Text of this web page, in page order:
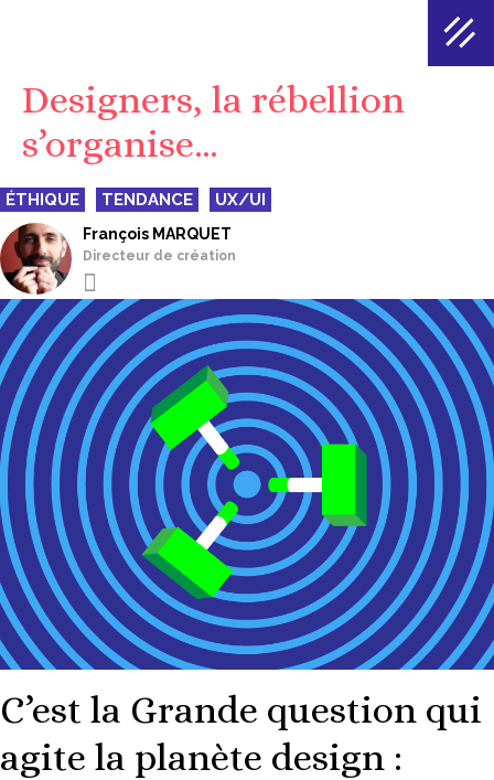
Designers, la rébellion
s’organise…
ÉTHIQUE TENDANCE UX/UI
François MARQUET
Directeur de création
C’est la Grande question qui
agite la planète design :